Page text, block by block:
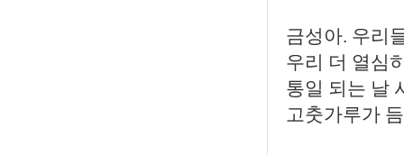
금성아. 우리
우리 더 열심
통일 되는 날
고춧가루가